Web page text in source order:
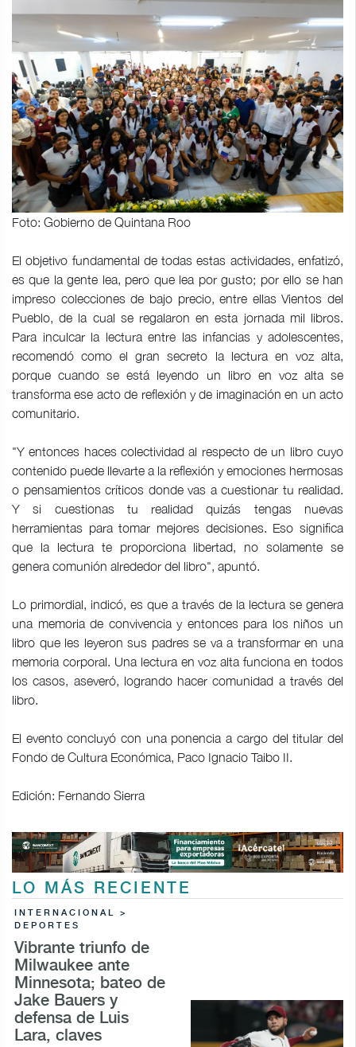
Foto: Gobierno de Quintana Roo
El objetivo fundamental de todas estas actividades, enfatizó,
es que la gente lea, pero que lea por gusto; por ello se han
impreso colecciones de bajo precio, entre ellas Vientos del
Pueblo, de la cual se regalaron en esta jornada mil libros.
Para inculcar la lectura entre las infancias y adolescentes,
recomendó como el gran secreto la lectura en voz alta,
porque cuando se está leyendo un libro en voz alta se
transforma ese acto de reflexión y de imaginación en un acto
comunitario.
"Y entonces haces colectividad al respecto de un libro cuyo
contenido puede llevarte a la reflexión y emociones hermosas
o pensamientos críticos donde vas a cuestionar tu realidad.
Y si cuestionas tu realidad quizás tengas nuevas
herramientas para tomar mejores decisiones. Eso significa
que la lectura te proporciona libertad, no solamente se
genera comunión alrededor del libro", apuntó.
Lo primordial, indicó, es que a través de la lectura se genera
una memoria de convivencia y entonces para los niños un
libro que les leyeron sus padres se va a transformar en una
memoria corporal. Una lectura en voz alta funciona en todos
los casos, aseveró, logrando hacer comunidad a través del
libro.
El evento concluyó con una ponencia a cargo del titular del
Fondo de Cultura Económica, Paco Ignacio Taibo II.
Edición: Fernando Sierra
LO MÁS RECIENTE
INTERNACIONAL >
DEPORTES
Vibrante triunfo de
Milwaukee ante
Minnesota; bateo de
Jake Bauers y
defensa de Luis
Lara, claves